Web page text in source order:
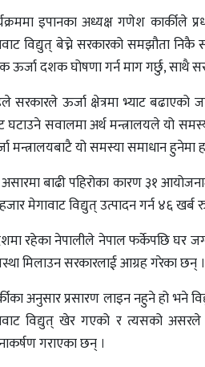
इपानका अध्यक्ष गणेश कार्कीले
विद्युत् बेच्ने सरकारको समझौता
ऊर्जा दशक घोषणा गर्न माग गर्छु,
सरकारले ऊर्जा क्षेत्रमा भ्याट बढाएको
घटाउने सवालमा अर्थ मन्त्रालयले यो
मन्त्रालयबाटै यो समस्या समाधान हुनेमा
बाढी पहिरोका कारण ३१
मेगावाट विद्युत् उत्पादन गर्न ४६
रहेका नेपालीले नेपाल फर्केपछि घर
मिलाउन सरकारलाई आग्रह गरेका छन् ।
अनुसार प्रसारण लाइन नहुने हो
विद्युत् खेर गएको र त्यसको असरले
गराएका छन् ।